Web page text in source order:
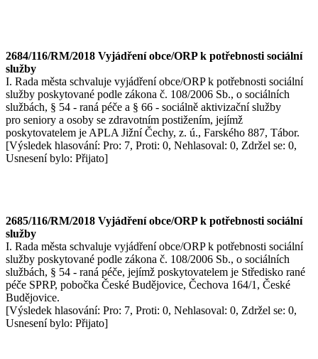
2684/116/RM/2018 Vyjádření obce/ORP k potřebnosti sociální
služby
I. Rada města schvaluje vyjádření obce/ORP k potřebnosti sociální
služby poskytované podle zákona č. 108/2006 Sb., o sociálních
službách, § 54 - raná péče a § 66 - sociálně aktivizační služby
pro seniory a osoby se zdravotním postižením, jejímž
poskytovatelem je APLA Jižní Čechy, z. ú., Farského 887, Tábor.
[Výsledek hlasování: Pro: 7, Proti: 0, Nehlasoval: 0, Zdržel se: 0,
Usnesení bylo: Přijato]
2685/116/RM/2018 Vyjádření obce/ORP k potřebnosti sociální
služby
I. Rada města schvaluje vyjádření obce/ORP k potřebnosti sociální
služby poskytované podle zákona č. 108/2006 Sb., o sociálních
službách, § 54 - raná péče, jejímž poskytovatelem je Středisko rané
péče SPRP, pobočka České Budějovice, Čechova 164/1, České
Budějovice.
[Výsledek hlasování: Pro: 7, Proti: 0, Nehlasoval: 0, Zdržel se: 0,
Usnesení bylo: Přijato]